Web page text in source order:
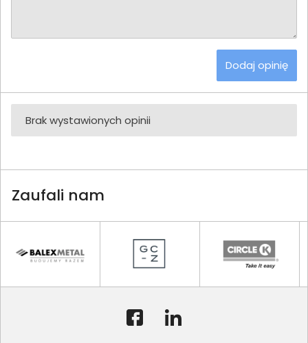
Dodaj opinię
Brak wystawionych opinii
Zaufali nam